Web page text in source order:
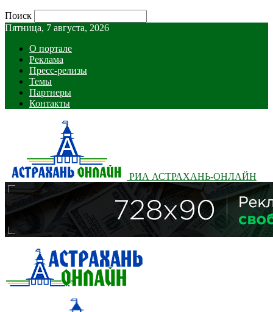
Поиск
Пятница, 7 августа, 2026
О портале
Реклама
Пресс-релизы
Темы
Партнеры
Контакты
РИА АСТРАХАНЬ-ОНЛАЙН